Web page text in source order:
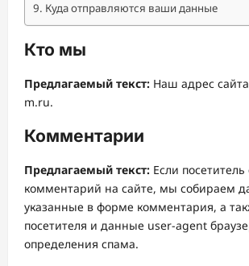
Куда отправляются ваши данные
Кто мы
Предлагаемый текст: Наш адрес
m.ru.
Комментарии
Предлагаемый текст: Если посетитель
комментарий на сайте, мы собираем
указанные в форме комментария, а
посетителя и данные user-agent
определения спама.